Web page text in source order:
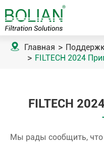
 Главная
FILTECH 2024
FILTECH
Мы рады сообщить, что